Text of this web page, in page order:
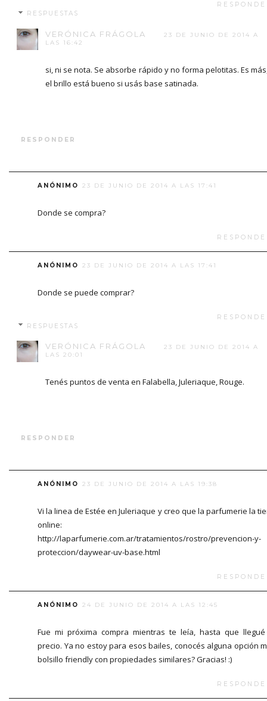
RESPUESTAS
VERÓNICA FRÁGOLA
23 DE JUNIO DE 2014 A
LAS 16:42
si, ni se nota. Se absorbe rápido y no forma pelotitas. Es
el brillo está bueno si usás base satinada.
RESPONDER
ANÓNIMO 23 DE JUNIO DE 2014 A LAS 17:41
Donde se compra?
ANÓNIMO 23 DE JUNIO DE 2014 A LAS 17:41
Donde se puede comprar?
RESPUESTAS
VERÓNICA FRÁGOLA
23 DE JUNIO DE 2014 A
LAS 20:01
Tenés puntos de venta en Falabella, Juleriaque, Rouge.
RESPONDER
ANÓNIMO 23 DE JUNIO DE 2014 A LAS 19:38
Vi la linea de Estée en Juleriaque y creo que la parfumerie la
online:
http://laparfumerie.com.ar/tratamientos/rostro/prevencion-y-
proteccion/daywear-uv-base.html
ANÓNIMO 24 DE JUNIO DE 2014 A LAS 12:45
Fue mi próxima compra mientras te leía, hasta que
precio. Ya no estoy para esos bailes, conocés alguna opción
bolsillo friendly con propiedades similares? Gracias! :)